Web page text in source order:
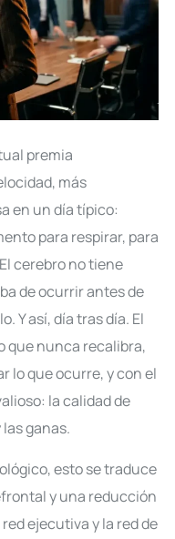
premia
más
en un día típico:
para respirar, para
cerebro no tiene
de ocurrir antes de
Y así, día tras día. El
que nunca recalibra,
lo que ocurre, y con el
la calidad de
ganas.
esto se traduce
y una reducción
ejecutiva y la red de